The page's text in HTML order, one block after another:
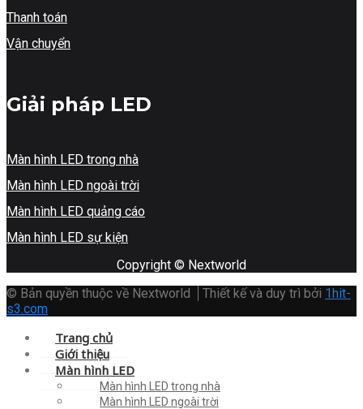
Thanh toán
Vận chuyển
Giải pháp LED
Màn hình LED trong nhà
Màn hình LED ngoài trời
Màn hình LED quảng cáo
Màn hình LED sự kiện
Copyright © Nextworld
© Bản quyền thuộc về Nextworld
Thiết kế và duy trì bởi 1hit-
s3.com
Trang chủ
Giới thiệu
Màn hình LED
Màn hình LED trong nhà
Màn hình LED ngoài trời